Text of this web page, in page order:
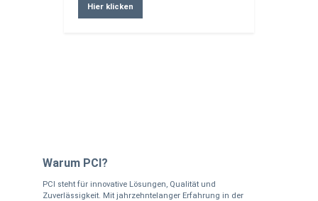
Hier klicken
Warum PCI?
PCI steht für innovative Lösungen, Qualität und
Zuverlässigkeit. Mit jahrzehntelanger Erfahrung in der